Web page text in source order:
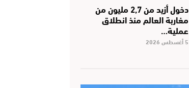
دخول أزيد من 2,7 مليون من
مغاربة العالم منذ انطلاق
عملية…
5 أغسطس 2026